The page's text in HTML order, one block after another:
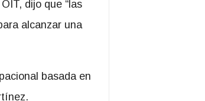
dijo que “las
alcanzar una
basada en